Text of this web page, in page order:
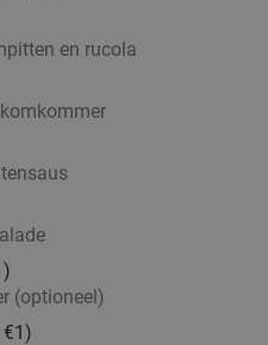
bij Mahanakorn in
Zo
en rucola
(optioneel)